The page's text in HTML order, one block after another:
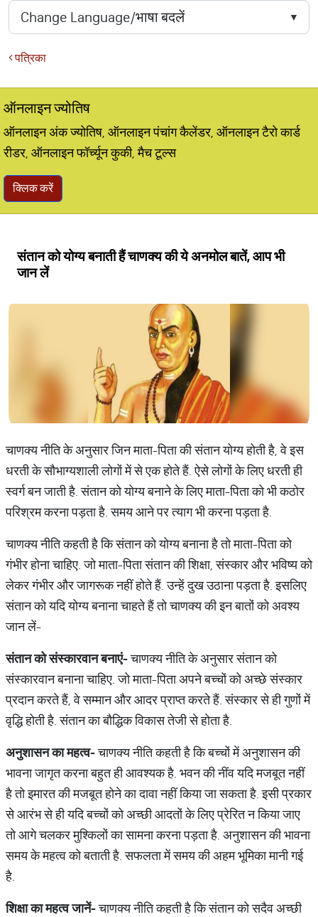
पत्रिका
ऑनलाइन ज्योतिष
ऑनलाइन अंक ज्योतिष, ऑनलाइन पंचांग कैलेंडर, ऑनलाइन टैरो कार्ड
रीडर, ऑनलाइन फॉर्च्यून कुकी, मैच टूल्स
क्लिक करें
संतान को योग्य बनाती हैं चाणक्य की ये अनमोल बातें, आप भी
जान लें
चाणक्य नीति के अनुसार जिन माता-पिता की संतान योग्य होती है, वे इस
धरती के सौभाग्यशाली लोगों में से एक होते हैं. ऐसे लोगों के लिए धरती ही
स्वर्ग बन जाती है. संतान को योग्य बनाने के लिए माता-पिता को भी कठोर
परिश्रम करना पड़ता है. समय आने पर त्याग भी करना पड़ता है.
चाणक्य नीति कहती है कि संतान को योग्य बनाना है तो माता-पिता को
गंभीर होना चाहिए. जो माता-पिता संतान की शिक्षा, संस्कार और भविष्य को
लेकर गंभीर और जागरूक नहीं होते हैं. उन्हें दुख उठाना पड़ता है. इसलिए
संतान को यदि योग्य बनाना चाहते हैं तो चाणक्य की इन बातों को अवश्य
जान लें-
संतानकोसंस्कारवानबनाएं-चाणक्य नीति के अनुसार संतान को
संस्कारवान बनाना चाहिए. जो माता-पिता अपने बच्चों को अच्छे संस्कार
प्रदान करते हैं, वे सम्मान और आदर प्राप्त करते हैं. संस्कार से ही गुणों में
वृद्धि होती है. संतान का बौद्धिक विकास तेजी से होता है.
अनुशासनकामहत्व-चाणक्य नीति कहती है कि बच्चों में अनुशासन की
भावना जागृत करना बहुत ही आवश्यक है. भवन की नींव यदि मजबूत नहीं
है तो इमारत की मजबूत होने का दावा नहीं किया जा सकता है. इसी प्रकार
से आरंभ से ही यदि बच्चों को अच्छी आदतों के लिए प्रेरित न किया जाए
तो आगे चलकर मुश्किलों का सामना करना पड़ता है. अनुशासन की भावना
समय के महत्व को बताती है. सफलता में समय की अहम भूमिका मानी गई
है.
शिक्षाकामहत्वजानें-चाणक्य नीति कहती है कि संतान को सदैव अच्छी